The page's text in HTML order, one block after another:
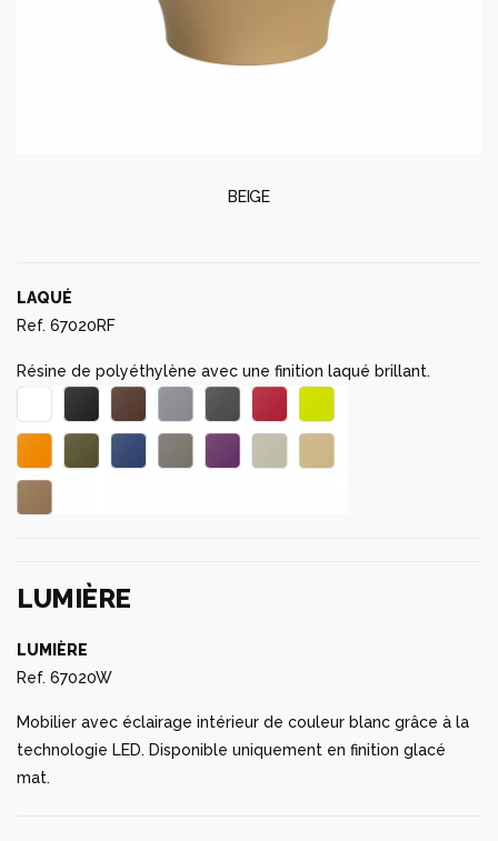
BEIGE
LAQUÉ
Ref. 67020RF
Résine de polyéthylène avec une finition laqué brillant.
LUMIÈRE
LUMIÈRE
Ref. 67020W
Mobilier avec éclairage intérieur de couleur blanc grâce à la
technologie LED. Disponible uniquement en finition glacé
mat.